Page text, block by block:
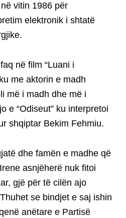
vitin 1986 për
elektronik i shtatë
në film “Luani i
me aktorin e madh
më i madh dhe më i
e “Odiseut” ku interpretoi
shqiptar Bekim Fehmiu.
dhe famën e madhe që
asnjëherë nuk fitoi
gjë për të cilën ajo
se bindjet e saj ishin
anëtare e Partisë